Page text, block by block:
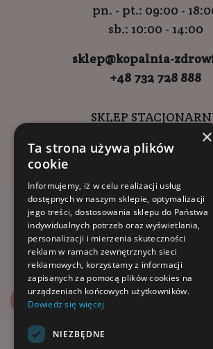
pn. - pt.: 09:00 -
sb.: 10:00 - 14:00
sklep@kopalnia-
+48 732 728 888
SKLEP
ul. Wadowicka 6,
Kompleks Buma
godziny otwarcia:
9:00 - 18:00 (pon-pt)
10:00 - 14:00 (sob)
Zapisz się naNEWSLETTER
Zapisz się
×
Ta strona używa plików
cookie
Informujemy, iż w celu realizacji usług
dostępnych w naszym sklepie, optymalizacji
jego treści, dostosowania sklepu do Państwa
indywidualnych potrzeb oraz wyświetlania,
personalizacji i mierzenia skuteczności
reklam w ramach zewnętrznych sieci
reklamowych, korzystamy z informacji
zapisanych za pomocą plików cookies na
urządzeniach końcowych użytkowników.
Dowiedz się więcej
NIEZBĘDNE